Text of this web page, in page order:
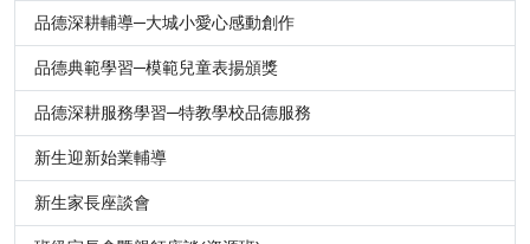
品德深耕輔導─大城小愛心感動創作
品德典範學習─模範兒童表揚頒獎
品德深耕服務學習─特教學校品德服務
新生迎新始業輔導
新生家長座談會